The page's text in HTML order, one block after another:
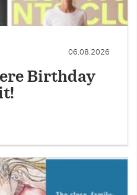
06.08.2026
Birthday